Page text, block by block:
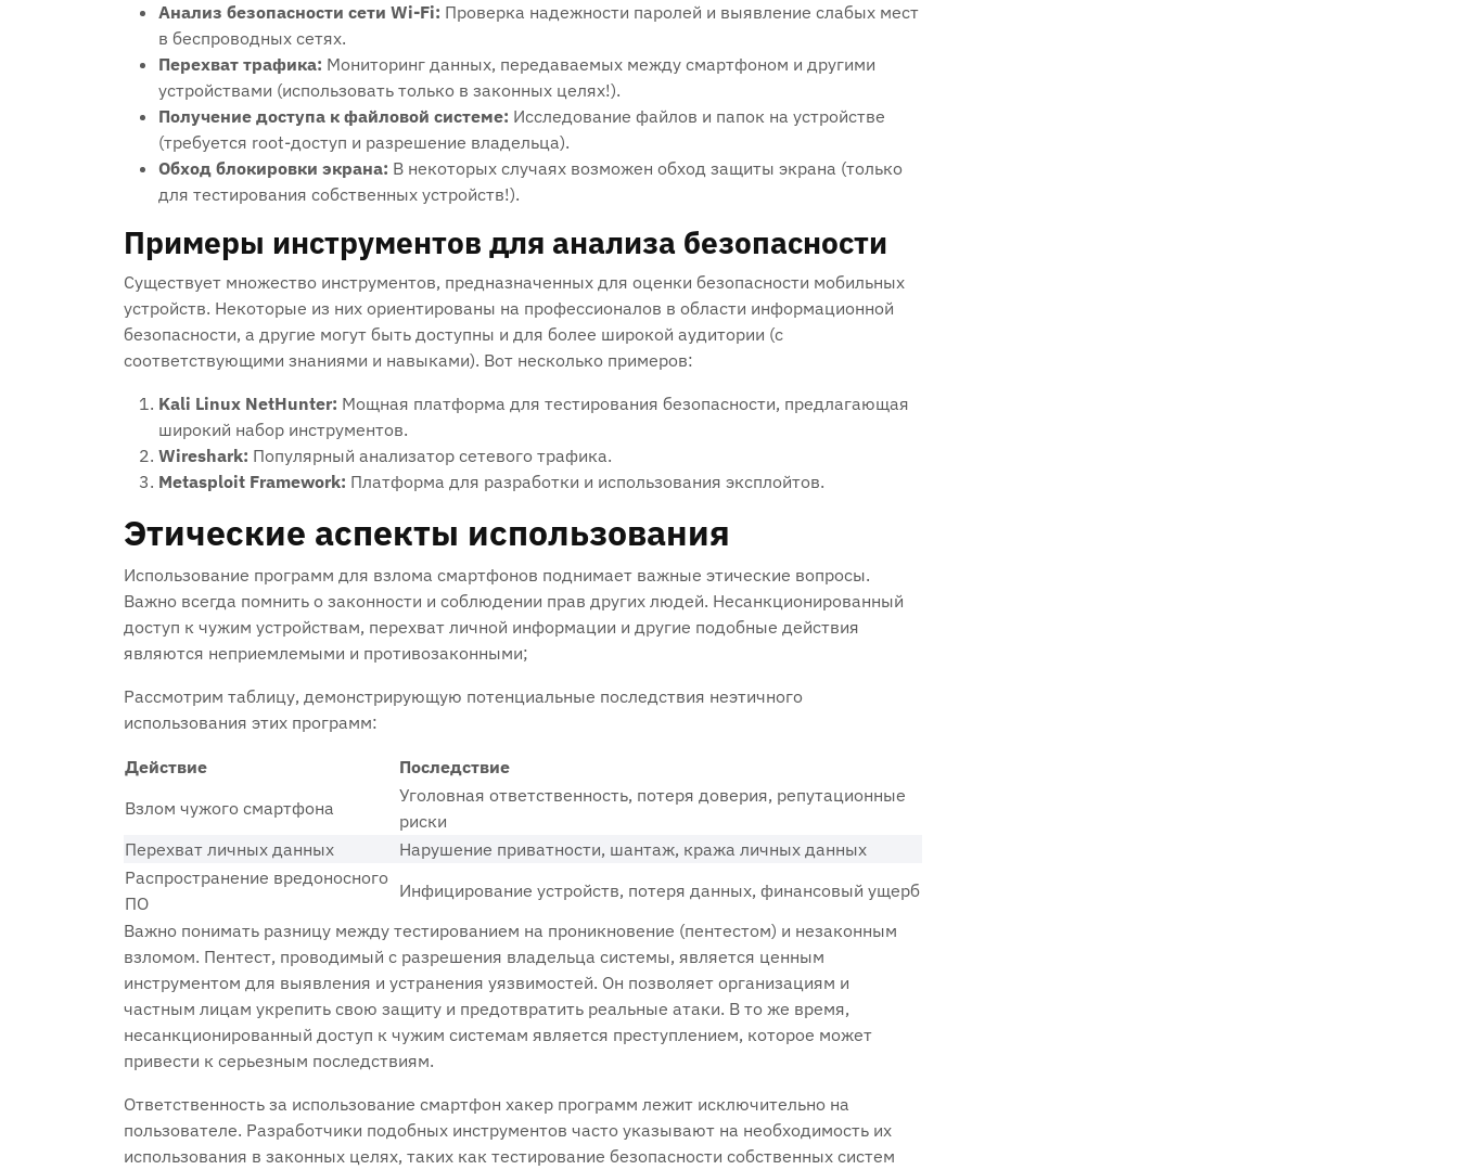
Анализ безопасности сети Wi-Fi: Проверка надежности паролей и выявление слабых мест
в беспроводных сетях.
Перехват трафика: Мониторинг данных‚ передаваемых между смартфоном и другими
устройствами (использовать только в законных целях!).
Получение доступа к файловой системе: Исследование файлов и папок на устройстве
(требуется root-доступ и разрешение владельца).
Обход блокировки экрана: В некоторых случаях возможен обход защиты экрана (только
для тестирования собственных устройств!).
Примеры инструментов для анализа безопасности
Существует множество инструментов‚ предназначенных для оценки безопасности мобильных
устройств. Некоторые из них ориентированы на профессионалов в области информационной
безопасности‚ а другие могут быть доступны и для более широкой аудитории (с
соответствующими знаниями и навыками). Вот несколько примеров:
Kali Linux NetHunter: Мощная платформа для тестирования безопасности‚ предлагающая
широкий набор инструментов.
Wireshark: Популярный анализатор сетевого трафика.
Metasploit Framework: Платформа для разработки и использования эксплойтов.
Этические аспекты использования
Использование программ для взлома смартфонов поднимает важные этические вопросы.
Важно всегда помнить о законности и соблюдении прав других людей. Несанкционированный
доступ к чужим устройствам‚ перехват личной информации и другие подобные действия
являются неприемлемыми и противозаконными;
Рассмотрим таблицу‚ демонстрирующую потенциальные последствия неэтичного
использования этих программ:
Действие
Последствие
Взлом чужого смартфона
Уголовная ответственность‚ потеря доверия‚ репутационные
риски
Перехват личных данных
Нарушение приватности‚ шантаж‚ кража личных данных
Распространение вредоносного
ПО
Инфицирование устройств‚ потеря данных‚ финансовый ущерб
Важно понимать разницу между тестированием на проникновение (пентестом) и незаконным
взломом. Пентест‚ проводимый с разрешения владельца системы‚ является ценным
инструментом для выявления и устранения уязвимостей. Он позволяет организациям и
частным лицам укрепить свою защиту и предотвратить реальные атаки. В то же время‚
несанкционированный доступ к чужим системам является преступлением‚ которое может
привести к серьезным последствиям.
Ответственность за использование смартфон хакер программ лежит исключительно на
пользователе. Разработчики подобных инструментов часто указывают на необходимость их
использования в законных целях‚ таких как тестирование безопасности собственных систем